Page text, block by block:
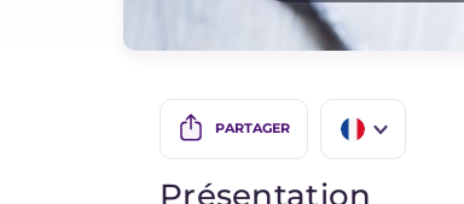
Instagram
PARTAGER
Présentation